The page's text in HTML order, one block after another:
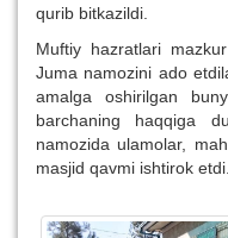
qurib bitkazildi.
Muftiy hazratlari
Juma namozini ado
amalga oshirilgan
barchaning haqqiga
namozida ulamolar,
masjid qavmi ishtirok etdi.